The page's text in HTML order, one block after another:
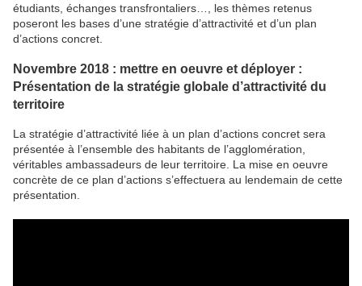
étudiants, échanges transfrontaliers…, les thèmes retenus
poseront les bases d’une stratégie d’attractivité et d’un plan
d’actions concret.
Novembre 2018 : mettre en oeuvre et déployer :
Présentation de la stratégie globale d’attractivité du
territoire
La stratégie d’attractivité liée à un plan d’actions concret sera
présentée à l’ensemble des habitants de l’agglomération,
véritables ambassadeurs de leur territoire. La mise en oeuvre
concrète de ce plan d’actions s’effectuera au lendemain de cette
présentation.